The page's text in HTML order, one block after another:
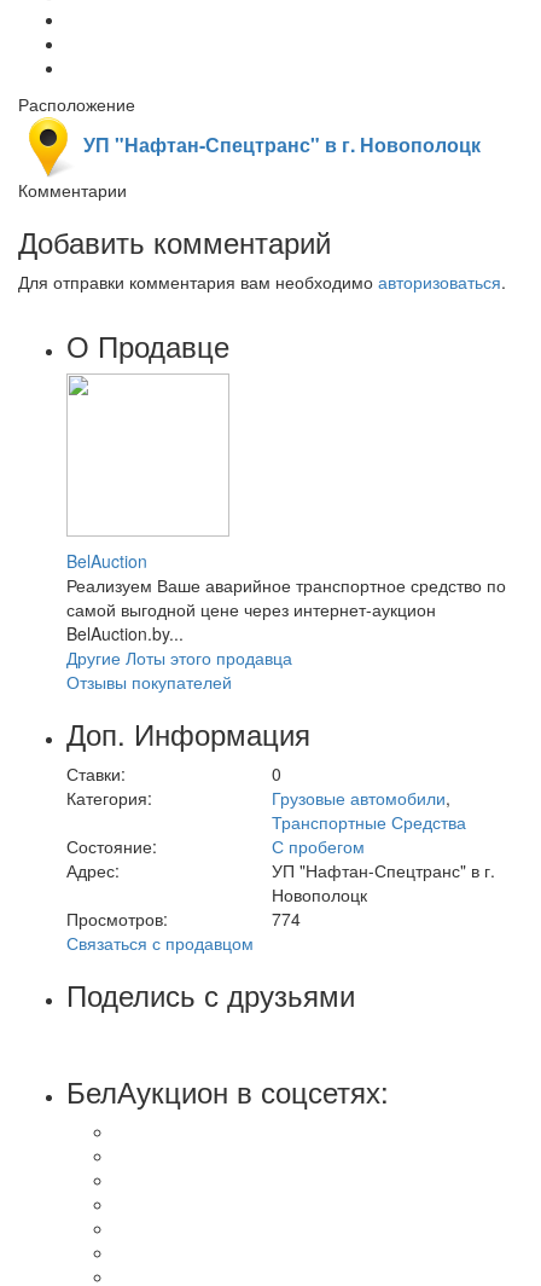
Расположение
УП "Нафтан-Спецтранс" в г. Новополоцк
Комментарии
Добавить комментарий
Для отправки комментария вам необходимо авторизоваться.
О Продавце
BelAuction
Реализуем Ваше аварийное транспортное средство по
самой выгодной цене через интернет-аукцион
BelAuction.by...
Другие Лоты этого продавца
Отзывы покупателей
Доп. Информация
Ставки:
0
Категория:
Грузовые автомобили,
Транспортные Средства
Состояние:
С пробегом
Адрес:
УП "Нафтан-Спецтранс" в г.
Новополоцк
Просмотров:
774
Связаться с продавцом
Поделись с друзьями
БелАукцион в соцсетях: